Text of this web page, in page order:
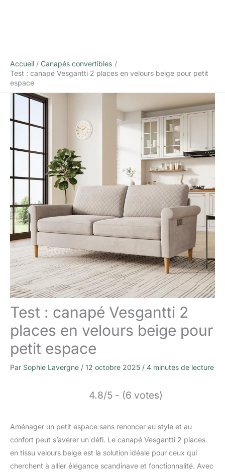
Accueil
Canapés convertibles
Test : canapé Vesgantti 2 places en velours beige pour petit
espace
Test : canapé Vesgantti 2
places en velours beige pour
petit espace
Par Sophie Lavergne / 12 octobre 2025 / 4 minutes de lecture
4.8/5 - (6 votes)
Aménager un petit espace sans renoncer au style et au
confort peut s’avérer un défi. Le canapé Vesgantti 2 places
en tissu velours beige est la solution idéale pour ceux qui
cherchent à allier élégance scandinave et fonctionnalité. Avec